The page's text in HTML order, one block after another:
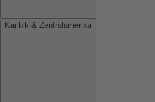
Karibik & Zentralamerika